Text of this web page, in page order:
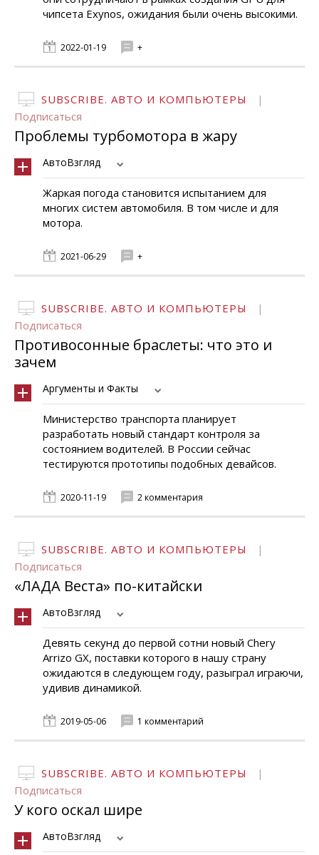
чипсета Exynos, ожидания были очень высокими.
2022-01-19 +
SUBSCRIBE. АВТО И КОМПЬЮТЕРЫ
|
Подписаться
Проблемы турбомотора в жару
АвтоВзгляд
Жаркая погода становится испытанием для
многих систем автомобиля. В том числе и для
мотора.
2021-06-29 +
SUBSCRIBE. АВТО И КОМПЬЮТЕРЫ
|
Подписаться
Противосонные браслеты: что это и
зачем
Аргументы и Факты
Министерство транспорта планирует
разработать новый стандарт контроля за
состоянием водителей. В России сейчас
тестируются прототипы подобных девайсов.
2020-11-19 2 комментария
SUBSCRIBE. АВТО И КОМПЬЮТЕРЫ
|
Подписаться
«ЛАДА Веста» по-китайски
АвтоВзгляд
Девять секунд до первой сотни новый Chery
Arrizo GX, поставки которого в нашу страну
ожидаются в следующем году, разыграл играючи,
удивив динамикой.
2019-05-06 1 комментарий
SUBSCRIBE. АВТО И КОМПЬЮТЕРЫ
|
Подписаться
У кого оскал шире
АвтоВзгляд